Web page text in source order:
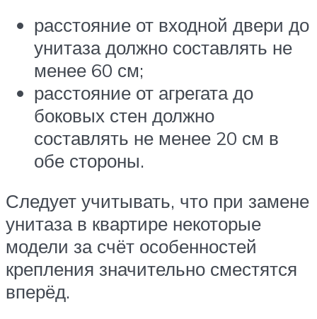
расстояние от входной двери до
унитаза должно составлять не
менее 60 см;
расстояние от агрегата до
боковых стен должно
составлять не менее 20 см в
обе стороны.
Следует учитывать, что при замене
унитаза в квартире некоторые
модели за счёт особенностей
крепления значительно сместятся
вперёд.